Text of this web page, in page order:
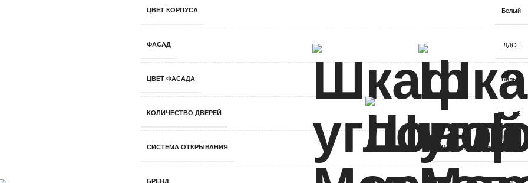
ЦВЕТ КОРПУСА Белый
ФАСАД ЛДСП
ЦВЕТ ФАСАДА Белый
КОЛИЧЕСТВО ДВЕРЕЙ 2
СИСТЕМА ОТКРЫВАНИЯ Четырёхшарнирные петли
БРЕНД